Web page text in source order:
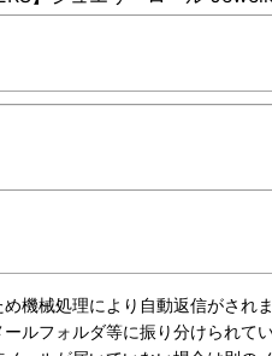
機械処理により自動返信がされま
ルフォルダ等に振り分けられて